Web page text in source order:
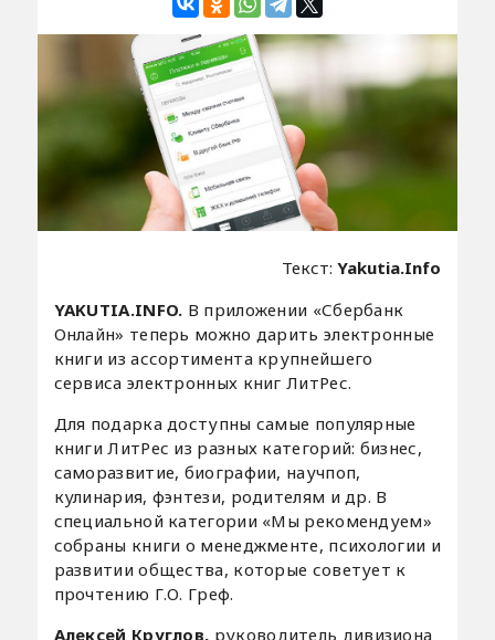
Текст:Yakutia.Info
YAKUTIA.INFO. В приложении «Сбербанк
Онлайн» теперь можно дарить электронные
книги из ассортимента крупнейшего
сервиса электронных книг ЛитРес.
Для подарка доступны самые популярные
книги ЛитРес из разных категорий: бизнес,
саморазвитие, биографии, научпоп,
кулинария, фэнтези, родителям и др. В
специальной категории «Мы рекомендуем»
собраны книги о менеджменте, психологии и
развитии общества, которые советует к
прочтению Г.О. Греф.
Алексей Круглов, руководитель дивизиона